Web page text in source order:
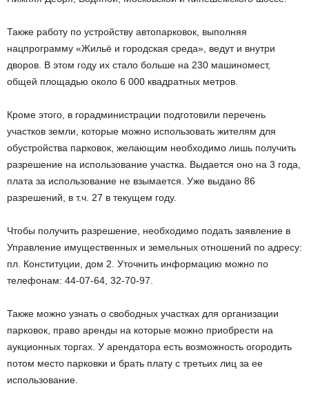
Также работу по устройству автопарковок, выполняя
нацпрограмму «Жильё и городская среда», ведут и внутри
дворов. В этом году их стало больше на 230 машиномест,
общей площадью около 6 000 квадратных метров.
Кроме этого, в горадминистрации подготовили перечень
участков земли, которые можно использовать жителям для
обустройства парковок, желающим необходимо лишь получить
разрешение на использование участка. Выдается оно на 3 года,
плата за использование не взымается. Уже выдано 86
разрешений, в т.ч. 27 в текущем году.
Чтобы получить разрешение, необходимо подать заявление в
Управление имущественных и земельных отношений по адресу:
пл. Конституции, дом 2. Уточнить информацию можно по
телефонам: 44-07-64, 32-70-97.
Также можно узнать о свободных участках для организации
парковок, право аренды на которые можно приобрести на
аукционных торгах. У арендатора есть возможность огородить
потом место парковки и брать плату с третьих лиц за ее
использование.